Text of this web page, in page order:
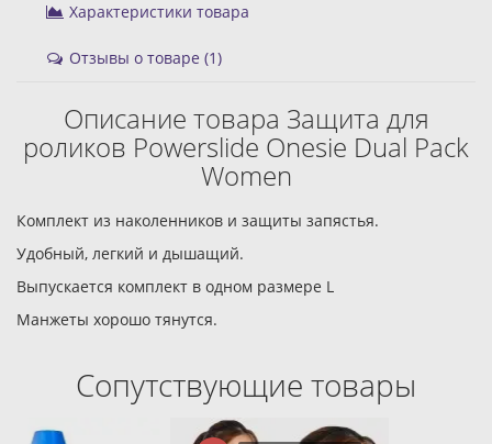
Характеристики товара
Отзывы о товаре (1)
Описание товара Защита для
роликов Powerslide Onesie Dual Pack
Women
Комплект из наколенников и защиты запястья.
Удобный, легкий и дышащий.
Выпускается комплект в одном размере L
Манжеты хорошо тянутся.
Сопутствующие товары